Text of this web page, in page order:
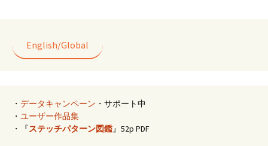
k
English/Global
・ データキャンペーン ・サポート中
・ ユーザー作品集
・『ステッチパターン図鑑』52p PDF